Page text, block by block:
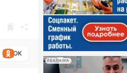
ОК
РЕКЛАМА